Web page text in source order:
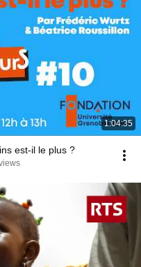
1:04:35
est-il le plus ?